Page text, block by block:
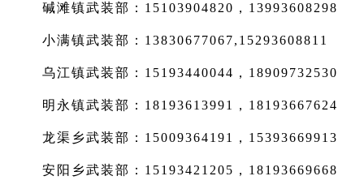
碱滩镇武装部：15103904820，13993608298
小满镇武装部：13830677067,15293608811
乌江镇武装部：15193440044，18909732530
明永镇武装部：18193613991，18193667624
龙渠乡武装部：15009364191，15393669913
安阳乡武装部：15193421205，18193669668